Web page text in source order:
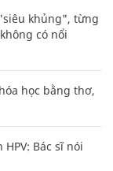
khủng", từng
có nổi
học bằng thơ,
Bác sĩ nói